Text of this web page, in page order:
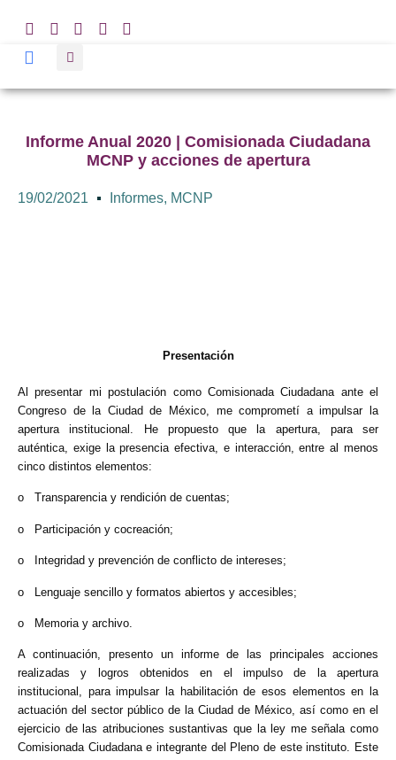
Informe Anual 2020 | Comisionada Ciudadana
MCNP y acciones de apertura
19/02/2021 Informes, MCNP
Presentación
Al presentar mi postulación como Comisionada Ciudadana ante el
Congreso de la Ciudad de México, me comprometí a impulsar la
apertura institucional. He propuesto que la apertura, para ser
auténtica, exige la presencia efectiva, e interacción, entre al menos
cinco distintos elementos:
o Transparencia y rendición de cuentas;
o Participación y cocreación;
o Integridad y prevención de conflicto de intereses;
o Lenguaje sencillo y formatos abiertos y accesibles;
o Memoria y archivo.
A continuación, presento un informe de las principales acciones
realizadas y logros obtenidos en el impulso de la apertura
institucional, para impulsar la habilitación de esos elementos en la
actuación del sector público de la Ciudad de México, así como en el
ejercicio de las atribuciones sustantivas que la ley me señala como
Comisionada Ciudadana e integrante del Pleno de este instituto. Este